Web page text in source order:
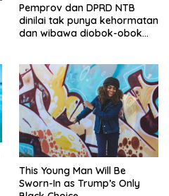
Pemprov dan DPRD NTB
dinilai tak punya kehormatan
dan wibawa diobok-obok
This Young Man Will Be
Sworn-In as Trump’s Only